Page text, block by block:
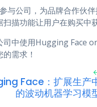
与公司，为品牌合作伙
描功能让用户在购买中
司中使用Hugging Face
需求！
Face：扩展生产
的波动机器学习模